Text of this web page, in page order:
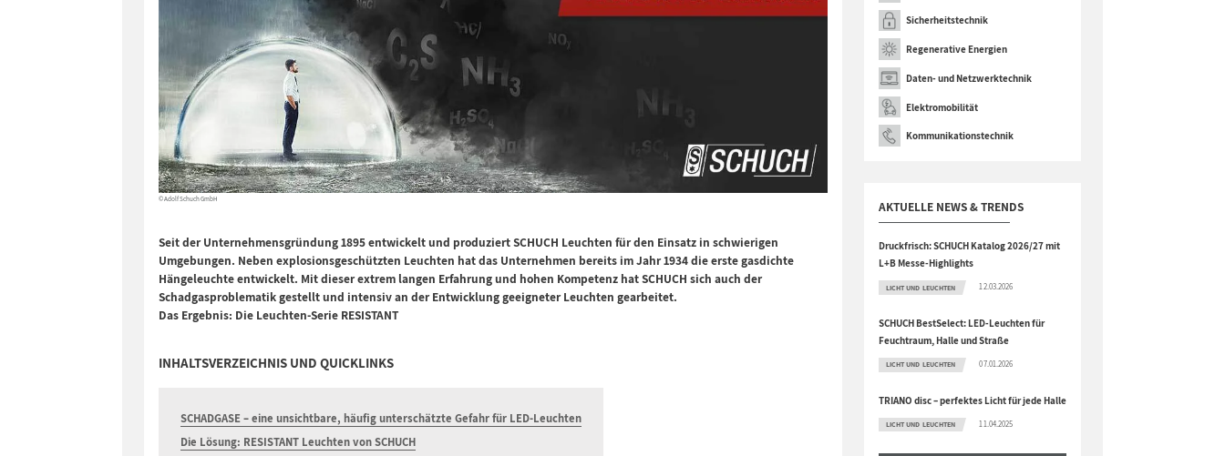
© Adolf Schuch GmbH
Seit der Unternehmensgründung 1895 entwickelt und produziert SCHUCH Leuchten für den Einsatz in schwierigen
Umgebungen. Neben explosionsgeschützten Leuchten hat das Unternehmen bereits im Jahr 1934 die erste gasdichte
Hängeleuchte entwickelt. Mit dieser extrem langen Erfahrung und hohen Kompetenz hat SCHUCH sich auch der
Schadgasproblematik gestellt und intensiv an der Entwicklung geeigneter Leuchten gearbeitet.
Das Ergebnis: Die Leuchten-Serie RESISTANT
INHALTSVERZEICHNIS UND QUICKLINKS
SCHADGASE – eine unsichtbare, häufig unterschätzte Gefahr für LED-Leuchten
Die Lösung: RESISTANT Leuchten von SCHUCH
Sicherheitstechnik
Regenerative Energien
Daten- und Netzwerktechnik
Elektromobilität
Kommunikationstechnik
AKTUELLE NEWS & TRENDS
Druckfrisch: SCHUCH Katalog 2026/27 mit
L+B Messe-Highlights
LICHT UND LEUCHTEN 12.03.2026
SCHUCH BestSelect: LED-Leuchten für
Feuchtraum, Halle und Straße
LICHT UND LEUCHTEN 07.01.2026
TRIANO disc – perfektes Licht für jede Halle
LICHT UND LEUCHTEN 11.04.2025